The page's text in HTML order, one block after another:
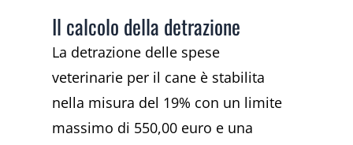
Il calcolo della detrazione
La detrazione delle spese
veterinarie per il cane è stabilita
nella misura del 19% con un limite
massimo di 550,00 euro e una